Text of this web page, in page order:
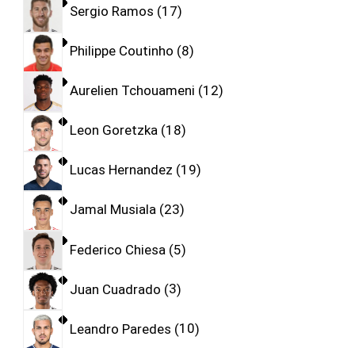
Sergio Ramos 17
Philippe Coutinho 8
Aurelien Tchouameni 12
Leon Goretzka 18
Lucas Hernandez 19
Jamal Musiala 23
Federico Chiesa 5
Juan Cuadrado 3
Leandro Paredes 10